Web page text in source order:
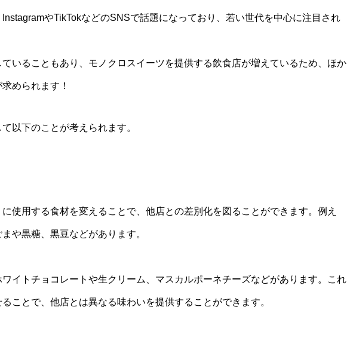
やTikTokなどのSNSで話題になっており、若い世代を中心に注目され
いることもあり、モノクロスイーツを提供する飲食店が増えているため、ほか
められます！
以下のことが考えられます。
に使用する食材を変えることで、他店との差別化を図ることができます。例え
や黒糖、黒豆などがあります。
イトチョコレートや生クリーム、マスカルポーネチーズなどがあります。これ
ことで、他店とは異なる味わいを提供することができます。